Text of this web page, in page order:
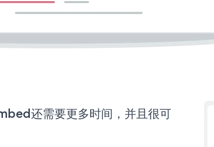
还需要更多时间，并且很可